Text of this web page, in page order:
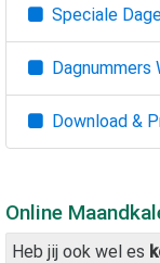
Speciale
Dagnummers
Download &
Online
Heb jij ook wel es